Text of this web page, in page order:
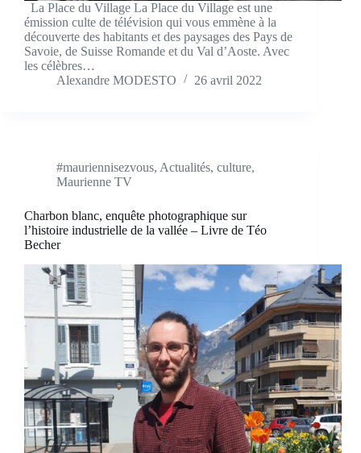
La Place du Village La Place du Village est une
émission culte de télévision qui vous emmène à la
découverte des habitants et des paysages des Pays de
Savoie, de Suisse Romande et du Val d’Aoste. Avec
les célèbres…
Alexandre MODESTO
26 avril 2022
#mauriennisezvous, Actualités, culture,
Maurienne TV
Charbon blanc, enquête photographique sur
l’histoire industrielle de la vallée – Livre de Téo
Becher